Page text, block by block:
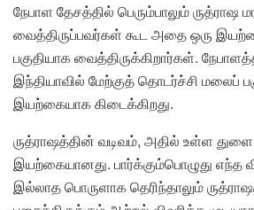
நேபாள தேசத்தில் பெரும்பாலும் ருத்ராஷ
வைத்திருப்பவர்கள் கூட அதை ஒரு
பகுதியாக வைத்திருக்கிறார்கள்.
இந்தியாவில் மேற்குத் தொடர்ச்சி மலைப்
இயற்கையாக கிடைக்கிறது.
ருத்ராஷத்தின் வடிவம், அதில் உள்ள
இயற்கையானது. பார்க்கும்பொழுது எந்த
இல்லாத பொருளாக தெரிந்தாலும்